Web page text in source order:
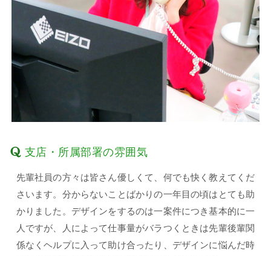
支店・所属部署の雰囲気
先輩社員の方々は皆さん優しくて、何でも快く教えてくだ
さいます。分からないことばかりの一年目の頃はとても助
かりました。デザインをするのは一案件につき基本的に一
人ですが、人によって仕事量がバラつくときは先輩後輩関
係なくヘルプに入って助け合ったり、デザインに悩んだ時